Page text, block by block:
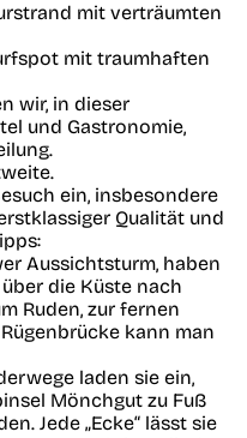
mit verträumten
mit traumhaften
wir, in dieser
und Gastronomie,
ein, insbesondere
Qualität und
Aussichtsturm, haben
die Küste nach
Ruden, zur fernen
kann man
laden sie ein,
Mönchgut zu Fuß
Jede „Ecke“ lässt sie